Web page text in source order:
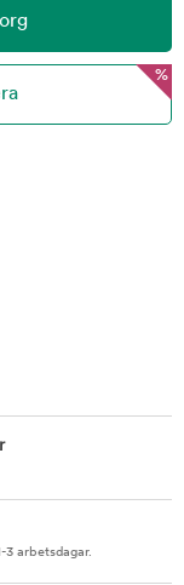
%
3 arbetsdagar.